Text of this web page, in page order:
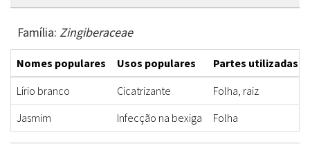
Família: Zingiberaceae
Nomes populares Usos populares Partes utilizadas
Lírio branco
Cicatrizante Folha, raiz
Jasmim
Infecção na bexiga Folha